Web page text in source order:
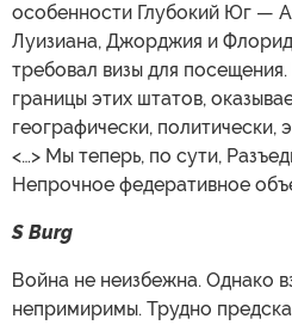
особенности Глубокий Юг —
Луизиана, Джорджия и
требовал визы для
границы этих штатов,
географически, политически,
<…> Мы теперь, по сути,
Непрочное федеративное
S Burg
Война не неизбежна. Однако
непримиримы. Трудно